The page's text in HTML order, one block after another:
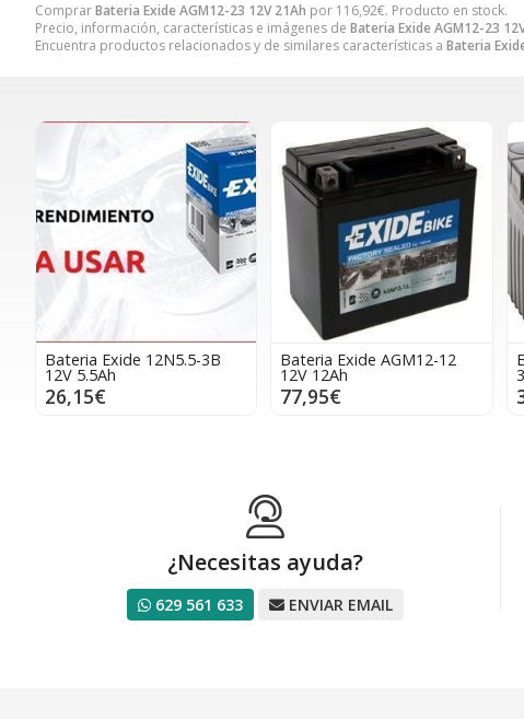
ComprarBateria Exide AGM12-23 12V 21Ah por 116,92€. Producto en stock.
Precio, información, características e imágenes de Bateria Exide AGM12-23
Encuentra productos relacionados y de similares características a Bateria
Bateria Exide 12N5.5-3B
12V 5.5Ah
26,15€
Bateria Exide AGM12-12
12V 12Ah
77,95€
¿Necesitas ayuda?
629 561 633 ENVIAR EMAIL